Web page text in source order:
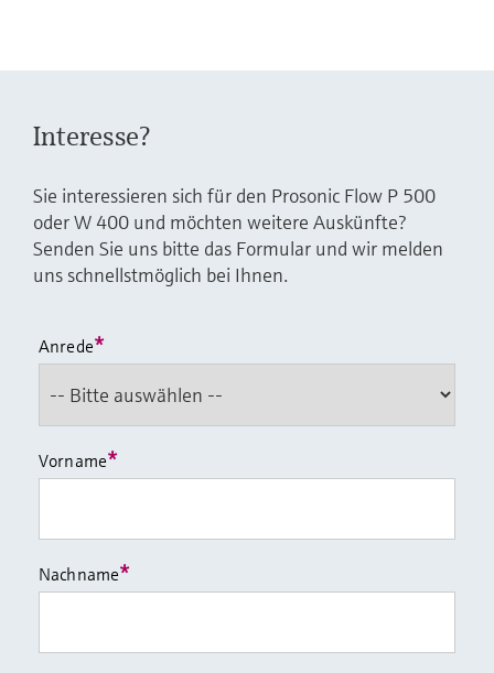
Interesse?
Sie interessieren sich für den Prosonic Flow P 500
oder W 400 und möchten weitere Auskünfte?
Senden Sie uns bitte das Formular und wir melden
uns schnellstmöglich bei Ihnen.
Anrede*
Vorname*
Nachname*